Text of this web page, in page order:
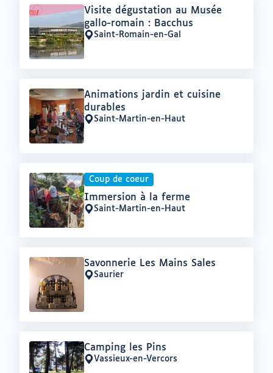
Offre
:
Visite dégustation au Musée
gallo-romain : Bacchus
Lieu
:
Saint-Romain-en-Gal
Offre
:
Animations jardin et cuisine
durables
Lieu
:
Saint-Martin-en-Haut
Coup de coeur
Offre
:
Immersion à la ferme
Lieu
:
Saint-Martin-en-Haut
Offre
:
Savonnerie Les Mains Sales
LieuSaurier
Offre
:
Camping les Pins
LieuVassieux-en-Vercors